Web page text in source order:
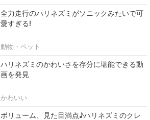
全力走行のハリネズミがソニックみたいで可
愛すぎる!
動物・ペット
ハリネズミのかわいさを存分に堪能できる動
画を発見
かわいい
ボリューム、見た目満点♪ハリネズミのクレ